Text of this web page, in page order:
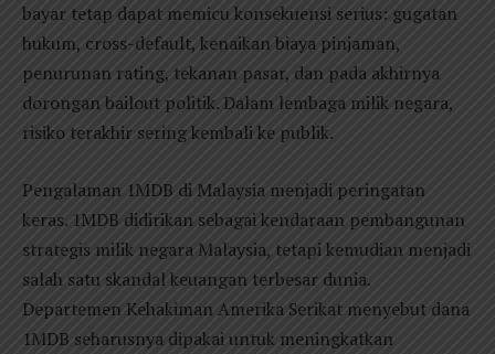
bayar tetap dapat memicu konsekuensi serius: gugatan
hukum, cross-default, kenaikan biaya pinjaman,
penurunan rating, tekanan pasar, dan pada akhirnya
dorongan bailout politik. Dalam lembaga milik negara,
risiko terakhir sering kembali ke publik.
Pengalaman 1MDB di Malaysia menjadi peringatan
keras. 1MDB didirikan sebagai kendaraan pembangunan
strategis milik negara Malaysia, tetapi kemudian menjadi
salah satu skandal keuangan terbesar dunia.
Departemen Kehakiman Amerika Serikat menyebut dana
1MDB seharusnya dipakai untuk meningkatkan